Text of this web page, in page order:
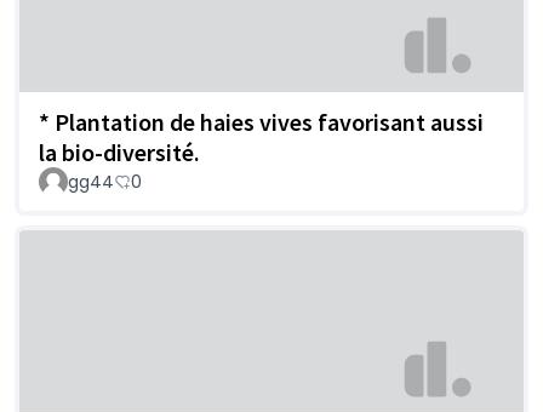
* Plantation de haies vives favorisant aussi
la bio-diversité.
gg44 0